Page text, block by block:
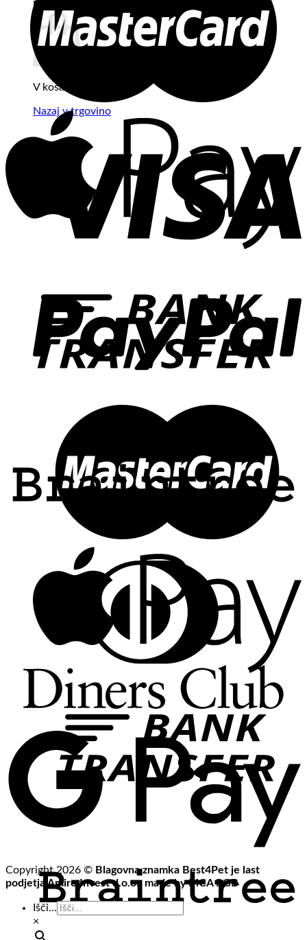
Košarica
V košarici ni izdelkov.
Nazaj v trgovino
Copyright 2026 © Blagovna znamka Best4Pet je last
podjetja Amiro Invest d.o.o., made by MCA RGB
Išči...
×